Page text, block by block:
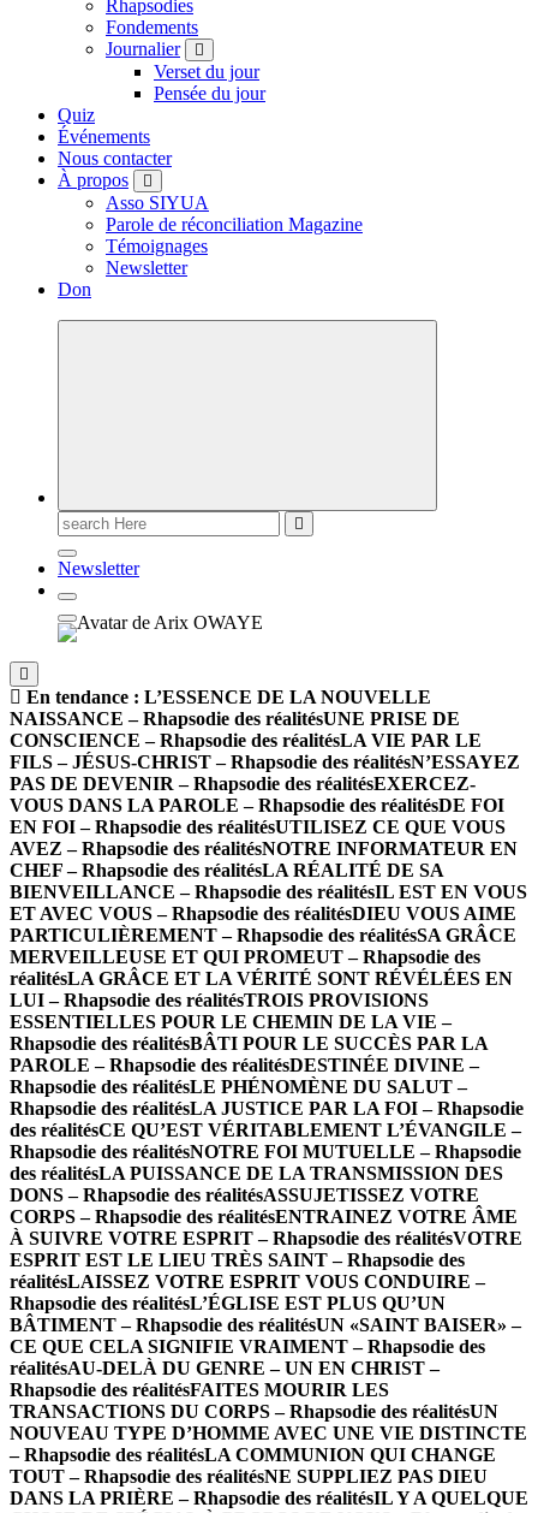
Rhapsodies
Fondements
Journalier
Verset du jour
Pensée du jour
Quiz
Événements
Nous contacter
À propos
Asso SIYUA
Parole de réconciliation Magazine
Témoignages
Newsletter
Don
Newsletter
En tendance : L’ESSENCE DE LA NOUVELLE
NAISSANCE – Rhapsodie des réalitésUNE PRISE DE
CONSCIENCE – Rhapsodie des réalitésLA VIE PAR LE
FILS – JÉSUS-CHRIST – Rhapsodie des réalitésN’ESSAYEZ
PAS DE DEVENIR – Rhapsodie des réalitésEXERCEZ-
VOUS DANS LA PAROLE – Rhapsodie des réalitésDE FOI
EN FOI – Rhapsodie des réalitésUTILISEZ CE QUE VOUS
AVEZ – Rhapsodie des réalitésNOTRE INFORMATEUR EN
CHEF – Rhapsodie des réalitésLA RÉALITÉ DE SA
BIENVEILLANCE – Rhapsodie des réalitésIL EST EN VOUS
ET AVEC VOUS – Rhapsodie des réalitésDIEU VOUS AIME
PARTICULIÈREMENT – Rhapsodie des réalitésSA GRÂCE
MERVEILLEUSE ET QUI PROMEUT – Rhapsodie des
réalitésLA GRÂCE ET LA VÉRITÉ SONT RÉVÉLÉES EN
LUI – Rhapsodie des réalitésTROIS PROVISIONS
ESSENTIELLES POUR LE CHEMIN DE LA VIE –
Rhapsodie des réalitésBÂTI POUR LE SUCCÈS PAR LA
PAROLE – Rhapsodie des réalitésDESTINÉE DIVINE –
Rhapsodie des réalitésLE PHÉNOMÈNE DU SALUT –
Rhapsodie des réalitésLA JUSTICE PAR LA FOI – Rhapsodie
des réalitésCE QU’EST VÉRITABLEMENT L’ÉVANGILE –
Rhapsodie des réalitésNOTRE FOI MUTUELLE – Rhapsodie
des réalitésLA PUISSANCE DE LA TRANSMISSION DES
DONS – Rhapsodie des réalitésASSUJETISSEZ VOTRE
CORPS – Rhapsodie des réalitésENTRAINEZ VOTRE ÂME
À SUIVRE VOTRE ESPRIT – Rhapsodie des réalitésVOTRE
ESPRIT EST LE LIEU TRÈS SAINT – Rhapsodie des
réalitésLAISSEZ VOTRE ESPRIT VOUS CONDUIRE –
Rhapsodie des réalitésL’ÉGLISE EST PLUS QU’UN
BÂTIMENT – Rhapsodie des réalitésUN «SAINT BAISER» –
CE QUE CELA SIGNIFIE VRAIMENT – Rhapsodie des
réalitésAU-DELÀ DU GENRE – UN EN CHRIST –
Rhapsodie des réalitésFAITES MOURIR LES
TRANSACTIONS DU CORPS – Rhapsodie des réalitésUN
NOUVEAU TYPE D’HOMME AVEC UNE VIE DISTINCTE
– Rhapsodie des réalitésLA COMMUNION QUI CHANGE
TOUT – Rhapsodie des réalitésNE SUPPLIEZ PAS DIEU
DANS LA PRIÈRE – Rhapsodie des réalitésIL Y A QUELQUE